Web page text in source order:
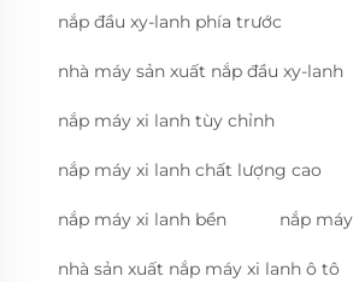
nắp đầu xy-lanh phía trước
nhà máy sản xuất nắp đầu xy-lanh
nắp máy xi lanh tùy chỉnh
nắp máy xi lanh chất lượng cao
nắp máy xi lanh bền nắp
nhà sản xuất nắp máy xi lanh ô tô